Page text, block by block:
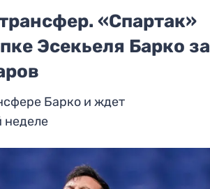
«Спартак»
Эсекьеля Барко за
Барко и ждет
неделе